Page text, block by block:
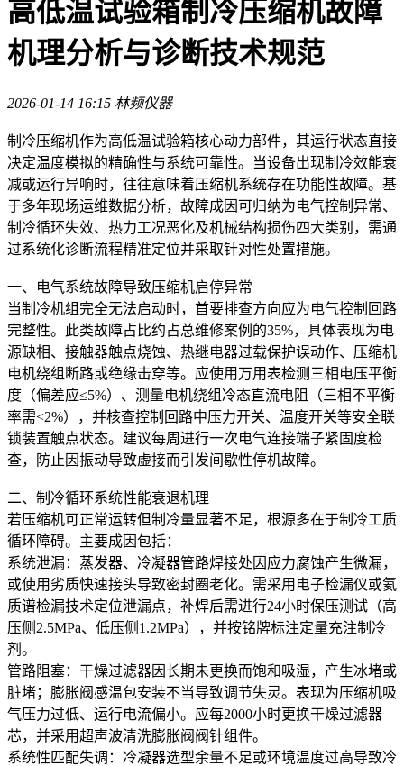
高低温试验箱制冷压缩机故障
机理分析与诊断技术规范
2026-01-14 16:15 林频仪器
制冷压缩机作为高低温试验箱核心动力部件，其运行状态直接
决定温度模拟的精确性与系统可靠性。当设备出现制冷效能衰
减或运行异响时，往往意味着压缩机系统存在功能性故障。基
于多年现场运维数据分析，故障成因可归纳为电气控制异常、
制冷循环失效、热力工况恶化及机械结构损伤四大类别，需通
过系统化诊断流程精准定位并采取针对性处置措施。
一、电气系统故障导致压缩机启停异常
当制冷机组完全无法启动时，首要排查方向应为电气控制回路
完整性。此类故障占比约占总维修案例的35%，具体表现为电
源缺相、接触器触点烧蚀、热继电器过载保护误动作、压缩机
电机绕组断路或绝缘击穿等。应使用万用表检测三相电压平衡
度（偏差应≤5%）、测量电机绕组冷态直流电阻（三相不平衡
率需<2%），并核查控制回路中压力开关、温度开关等安全联
锁装置触点状态。建议每周进行一次电气连接端子紧固度检
查，防止因振动导致虚接而引发间歇性停机故障。
二、制冷循环系统性能衰退机理
若压缩机可正常运转但制冷量显著不足，根源多在于制冷工质
循环障碍。主要成因包括：
系统泄漏：蒸发器、冷凝器管路焊接处因应力腐蚀产生微漏，
或使用劣质快速接头导致密封圈老化。需采用电子检漏仪或氦
质谱检漏技术定位泄漏点，补焊后需进行24小时保压测试（高
压侧2.5MPa、低压侧1.2MPa），并按铭牌标注定量充注制冷
剂。
管路阻塞：干燥过滤器因长期未更换而饱和吸湿，产生冰堵或
脏堵；膨胀阀感温包安装不当导致调节失灵。表现为压缩机吸
气压力过低、运行电流偏小。应每2000小时更换干燥过滤器
芯，并采用超声波清洗膨胀阀阀针组件。
系统性匹配失调：冷凝器选型余量不足或环境温度过高导致冷